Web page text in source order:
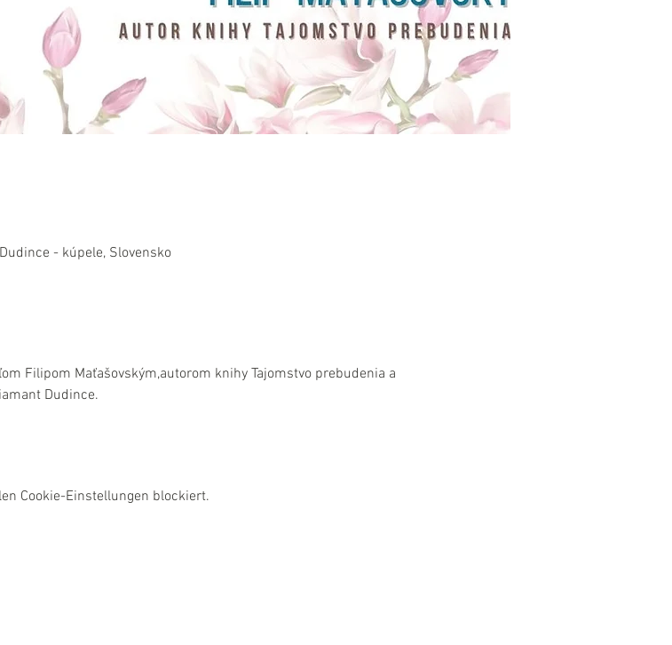
- kúpele, Slovensko
Filipom Maťašovským,autorom knihy Tajomstvo prebudenia a
Dudince.
Cookie-Einstellungen blockiert.